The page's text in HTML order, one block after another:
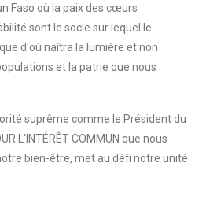
Faso où la paix des cœurs
sont le socle sur lequel le
d'où naîtra la lumière et non
et la patrie que nous
suprême comme le Président du
L'INTÉRÊT COMMUN que nous
bien-être, met au défi notre unité